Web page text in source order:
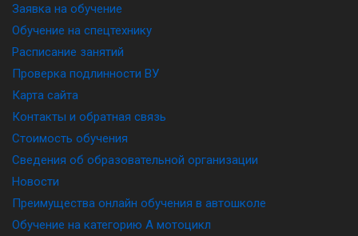
Заявка на обучение
Обучение на спецтехнику
Расписание занятий
Проверка подлинности ВУ
Карта сайта
Контакты и обратная связь
Стоимость обучения
Сведения об образовательной организации
Новости
Преимущества онлайн обучения в автошколе
Обучение на категорию A мотоцикл